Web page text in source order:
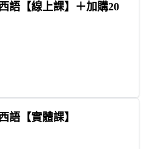
語【線上課】＋加購20
語【實體課】